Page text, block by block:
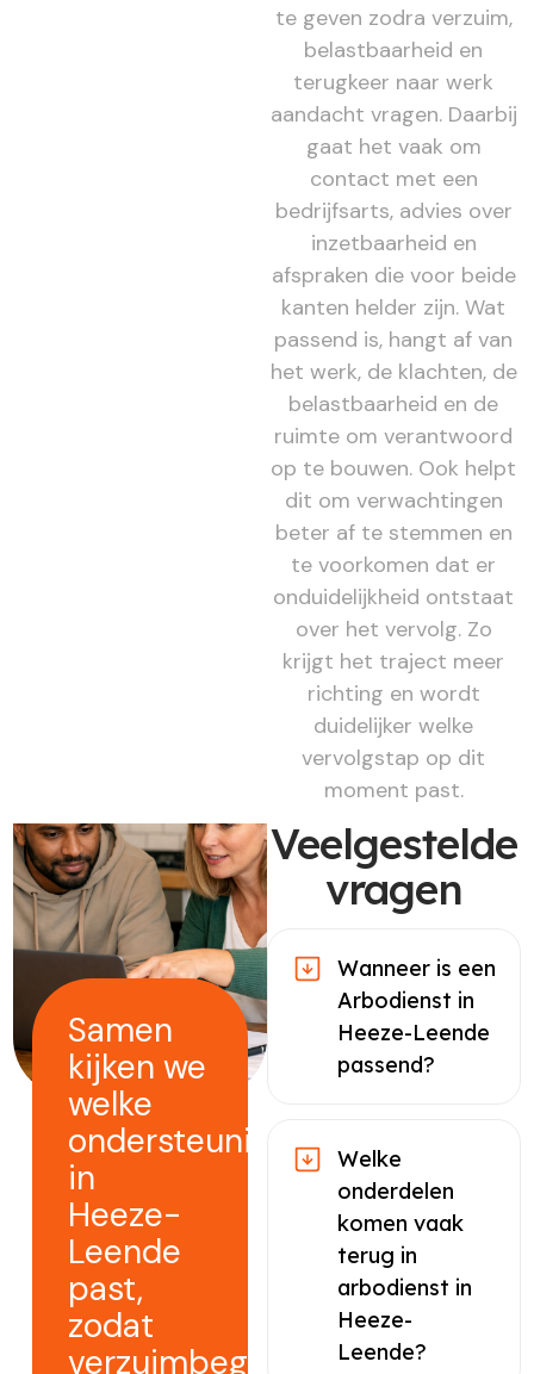
te geven zodra verzuim,
belastbaarheid en
terugkeer naar werk
aandacht vragen. Daarbij
gaat het vaak om
contact met een
bedrijfsarts, advies over
inzetbaarheid en
afspraken die voor beide
kanten helder zijn. Wat
passend is, hangt af van
het werk, de klachten, de
belastbaarheid en de
ruimte om verantwoord
op te bouwen. Ook helpt
dit om verwachtingen
beter af te stemmen en
te voorkomen dat er
onduidelijkheid ontstaat
over het vervolg. Zo
krijgt het traject meer
richting en wordt
duidelijker welke
vervolgstap op dit
moment past.
Samen
kijken we
welke
ondersteuning
in
Heeze-
Leende
past,
zodat
verzuimbegeleiding
Veelgestelde
vragen
Wanneer is een
Arbodienst in
Heeze-Leende
passend?
Welke
onderdelen
komen vaak
terug in
arbodienst in
Heeze-
Leende?